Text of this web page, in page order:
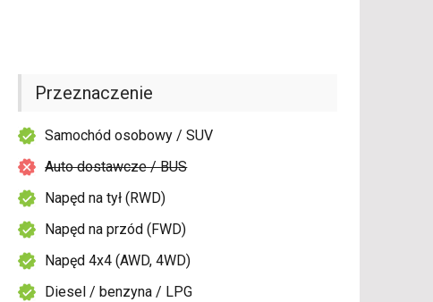
Przeznaczenie
Samochód osobowy / SUV
Auto dostawcze / BUS
Napęd na tył (RWD)
Napęd na przód (FWD)
Napęd 4x4 (AWD, 4WD)
Diesel / benzyna / LPG